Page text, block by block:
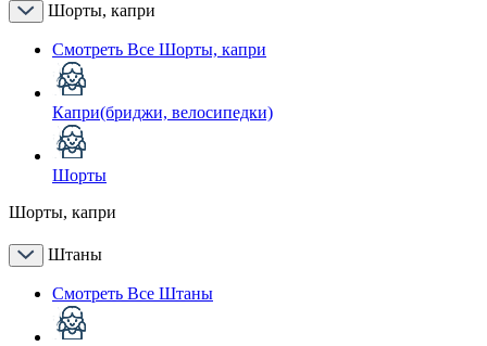
Шорты, капри
Смотреть Все Шорты, капри
Капри(бриджи, велосипедки)
Шорты
Шорты, капри
Штаны
Смотреть Все Штаны